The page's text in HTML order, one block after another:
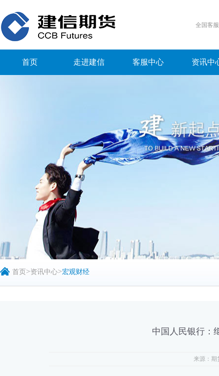
全国客
首页 走进建信 客服中心 资讯中
首页 >资讯中心>宏观财经
中国人民银行：
来源：